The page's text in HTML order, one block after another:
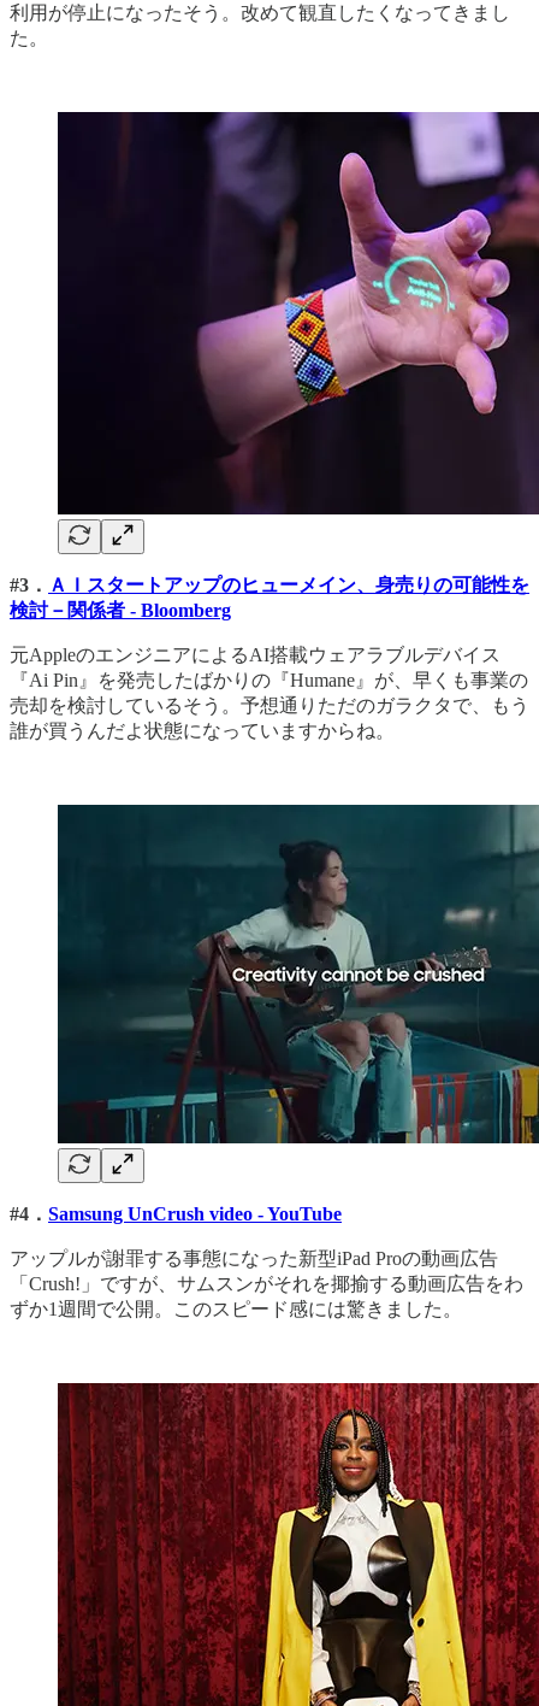
利用が停止になったそう。改めて観直したくなってきまし
た。
#3． ＡＩスタートアップのヒューメイン、身売りの可能性を
検討－関係者 - Bloomberg
元AppleのエンジニアによるAI搭載ウェアラブルデバイス
『Ai Pin』を発売したばかりの『Humane』が、早くも事業の
売却を検討しているそう。予想通りただのガラクタで、もう
誰が買うんだよ状態になっていますからね。
#4． Samsung UnCrush video - YouTube
アップルが謝罪する事態になった新型iPad Proの動画広告
「Crush!」ですが、サムスンがそれを揶揄する動画広告をわ
ずか1週間で公開。このスピード感には驚きました。